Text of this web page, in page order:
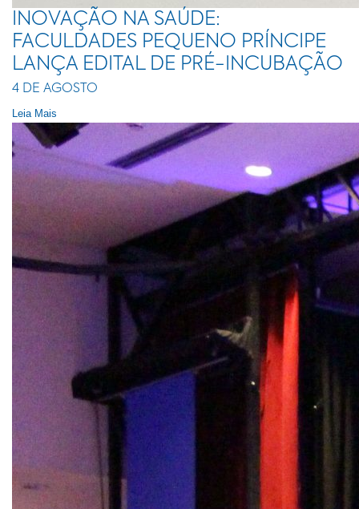
INOVAÇÃO NA SAÚDE:
FACULDADES PEQUENO PRÍNCIPE
LANÇA EDITAL DE PRÉ-INCUBAÇÃO
4 DE AGOSTO
Leia Mais